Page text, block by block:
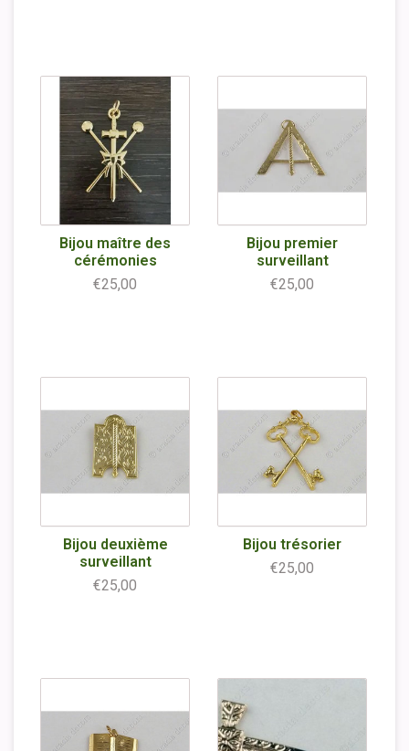
Bijou maître des
cérémonies
€25,00
Bijou premier
surveillant
€25,00
Bijou deuxième
surveillant
€25,00
Bijou trésorier
€25,00